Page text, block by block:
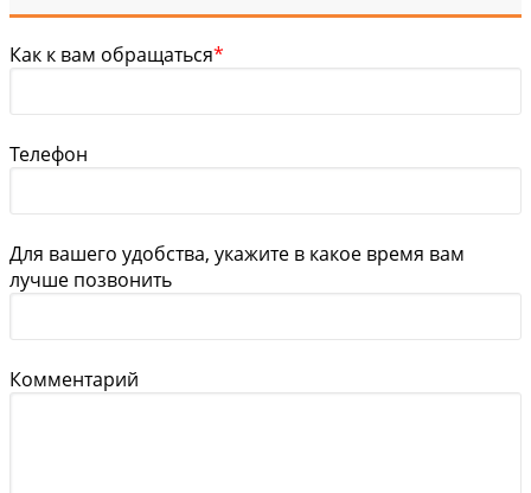
Как к вам обращаться*
Телефон
Для вашего удобства, укажите в какое время вам
лучше позвонить
Комментарий